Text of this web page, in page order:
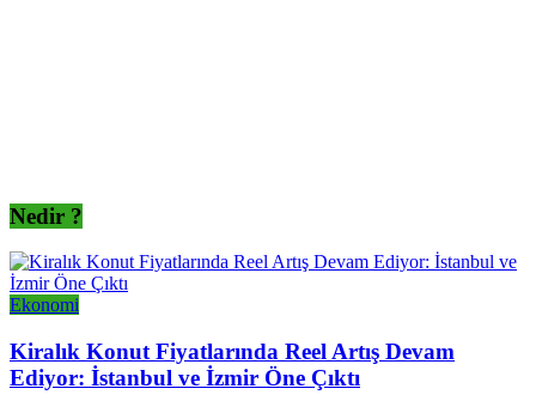
Nedir ?
Ekonomi
Kiralık Konut Fiyatlarında Reel Artış Devam
Ediyor: İstanbul ve İzmir Öne Çıktı